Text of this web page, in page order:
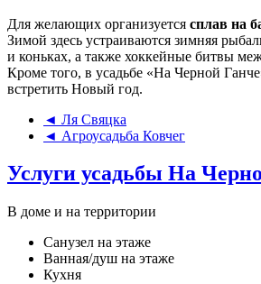
Для желающих организуется сплав на
Зимой здесь устраиваются зимняя
и коньках, а также хоккейные битвы
Кроме того, в усадьбе «На Черной
встретить Новый год.
◄ Ля Свяцка
◄ Агроусадьба Ковчег
Услуги усадьбы На
В доме и на территории
Санузел на этаже
Ванная/душ на этаже
Кухня